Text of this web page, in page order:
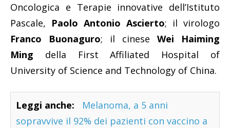
Oncologica e Terapie innovative dell’Istituto
Pascale, Paolo Antonio Ascierto; il virologo
Franco Buonaguro; il cinese Wei Haiming
Ming della First Affiliated Hospital of
University of Science and Technology of China.
Leggi anche:
Melanoma, a 5 anni
sopravvive il 92% dei pazienti con vaccino a